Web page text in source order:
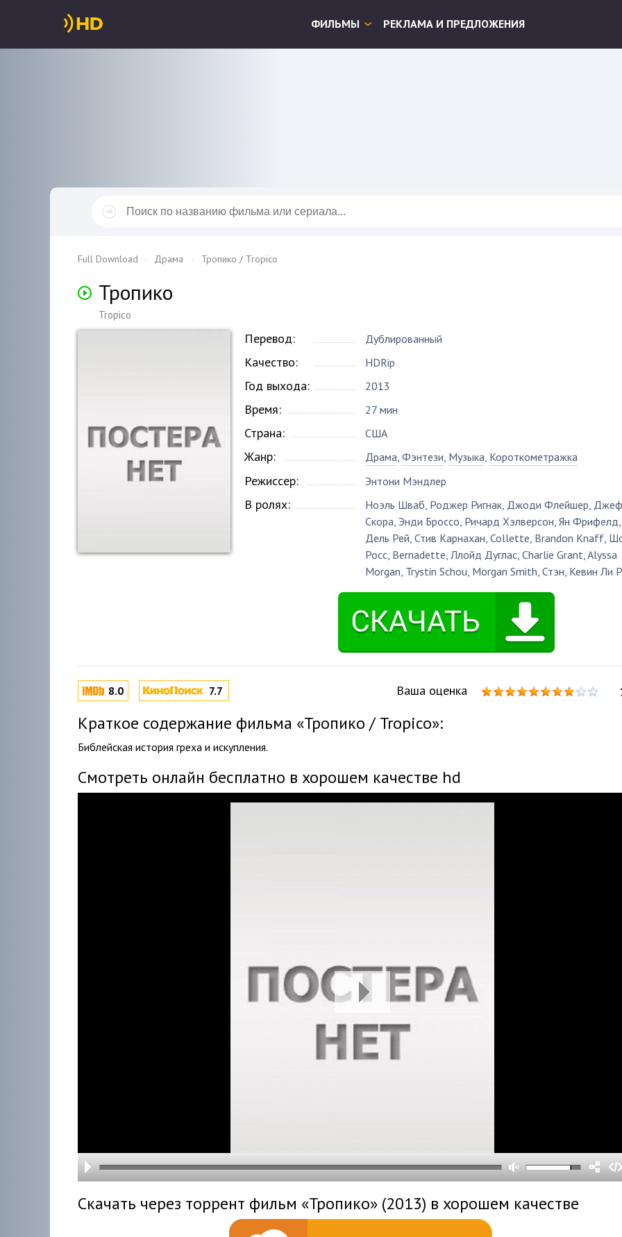
ФИЛЬМЫ РЕКЛАМА И ПРЕДЛОЖЕНИЯ
Full Download Драма Тропико / Tropico
Тропико
Tropico
Перевод: Дублированный
Качество: HDRip
Год выхода: 2013
Время: 27 мин
Страна: США
Жанр: Драма, Фэнтези, Музыка, Короткометражка
Режиссер: Энтони Мэндлер
В ролях: Ноэль Шваб, Роджер Ригнак, Джоди Флейшер,
Скора, Энди Броссо, Ричард Хэлверсон, Ян Фрифелд
Дель Рей, Стив Карнахан, Collette, Brandon Knaff,
Росс, Bernadette, Ллойд Дуглас, Charlie Grant,Alyssa
Morgan, Trystin Schou, Morgan Smith, Стэн, Кевин Ли
8.0 7.7 Ваша оценка
Краткое содержание фильма «Тропико / Tropico»:
Библейская история греха и искупления.
Смотреть онлайн бесплатно в хорошем качестве hd
Скачать через торрент фильм «Тропико» (2013) в хорошем качестве